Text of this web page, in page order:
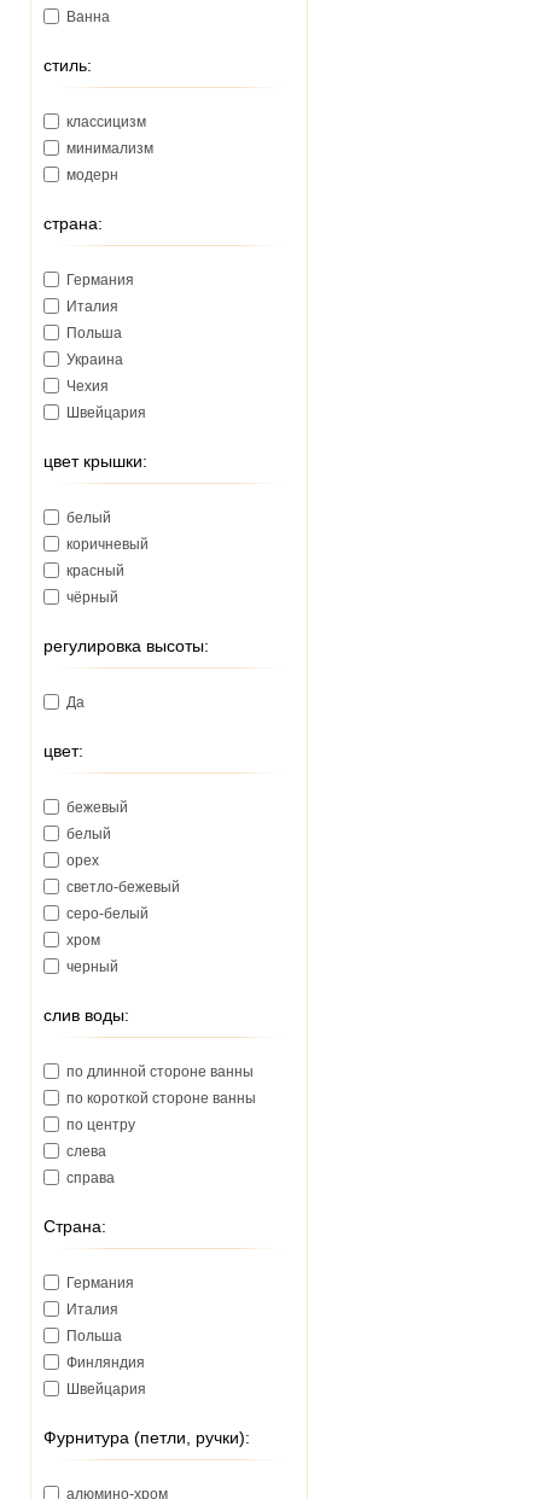
Ванна
стиль:
классицизм
минимализм
модерн
страна:
Германия
Италия
Польша
Украина
Чехия
Швейцария
цвет крышки:
белый
коричневый
красный
чёрный
регулировка высоты:
Да
цвет:
бежевый
белый
орех
светло-бежевый
серо-белый
хром
черный
слив воды:
по длинной стороне ванны
по короткой стороне ванны
по центру
слева
справа
Страна:
Германия
Италия
Польша
Финляндия
Швейцария
Фурнитура (петли, ручки):
алюмино-хром